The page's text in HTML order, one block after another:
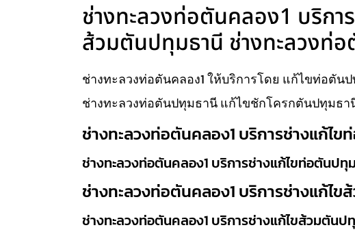
ช่างทะลวงท่อตันคลอง1 บริก
ส้วมตันปทุมธานี ช่างทะลวงท่
ช่างทะลวงท่อตันคลอง1 ให้บริการโดย แก้ไขท่อตั
ช่างทะลวงท่อตันปทุมธานี แก้ไขชักโครกตันปทุมธา
ช่างทะลวงท่อตันคลอง1 บริการช่างแก้ไข
ช่างทะลวงท่อตันคลอง1 บริการช่างแก้ไขท่อตันป
ช่างทะลวงท่อตันคลอง1 บริการช่างแก้ไข
ช่างทะลวงท่อตันคลอง1 บริการช่างแก้ไขส้วมตัน